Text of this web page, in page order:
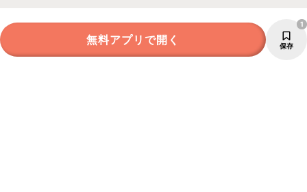
無料アプリで開く 保存
1